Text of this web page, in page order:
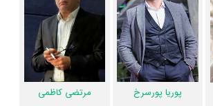
انجام داده است. اگر صدای دردسرهای شیرین
آن ناراضی هستید، شما را با صدابردار سریال
سیامک بالائی‌ نیازیو صداگذار آن یعنیمهرداد
محمدرضا قراگزلوطراحی صحنه سریال دردسرهای
ندا سلیمیطراحی لباس سریال دردسرهای شیرین را
پوریا پورسرخ مرتضی کاظمی